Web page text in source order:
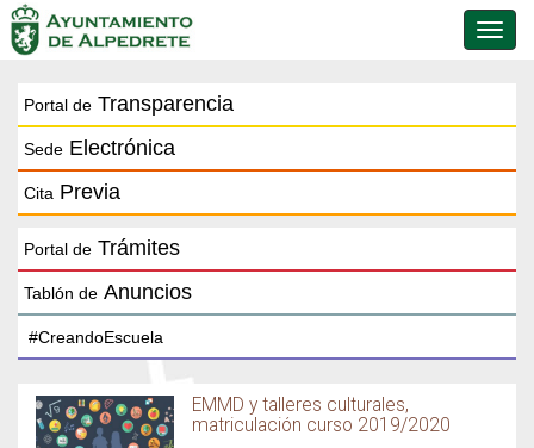
de
Portal de Transparencia
Sede Electrónica
Cita Previa
Portal de Trámites
Tablón de Anuncios
EMMD y talleres culturales,
matriculación curso 2019/2020